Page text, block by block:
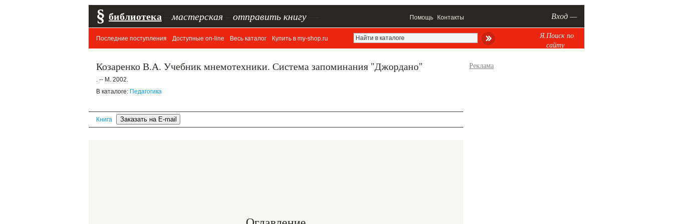
§ библиотека мастерская отправить книгу Помощь Контакты Вход —
Последние поступления Доступные on-line Весь каталог Купить в my-shop.ru
Я.Поиск по
сайту
Козаренко В.А. Учебник мнемотехники. Система запоминания "Джордано"
. -- М. 2002.
В каталоге: Педагогика
Книга
Реклама